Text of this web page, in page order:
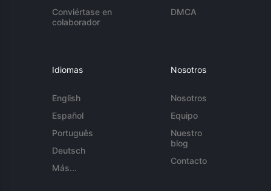
Conviértase en
colaborador
DMCA
Idiomas
English
Español
Português
Deutsch
Más...
Nosotros
Nosotros
Equipo
Nuestro
blog
Contacto